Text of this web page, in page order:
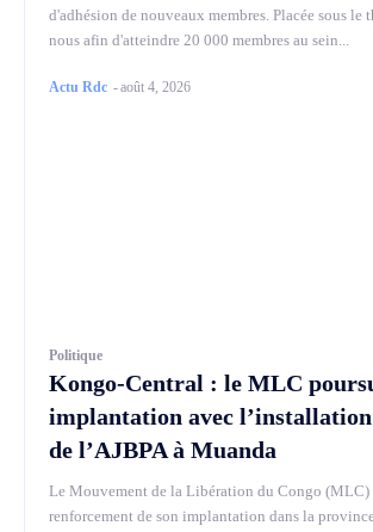
d'adhésion de nouveaux membres. Placée sous le
nous afin d'atteindre 20 000 membres au sein...
Actu Rdc -août 4, 2026
Politique
Kongo-Central : le MLC
implantation avec
de l’AJBPA à Muanda
Le Mouvement de la Libération du Congo (MLC)
renforcement de son implantation dans la